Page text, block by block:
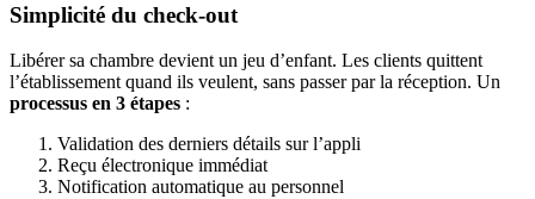
Simplicité du check-out
Libérer sa chambre devient un jeu d’enfant. Les clients quittent
l’établissement quand ils veulent, sans passer par la réception. Un
processus en 3 étapes :
Validation des derniers détails sur l’appli
Reçu électronique immédiat
Notification automatique au personnel